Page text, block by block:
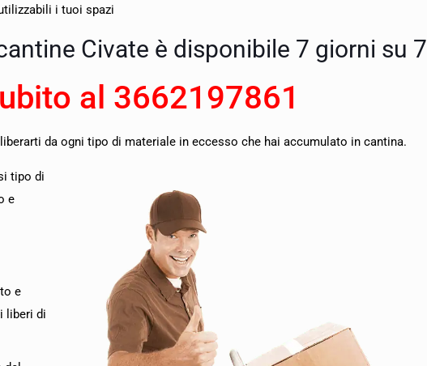
i tuoi spazi
Civate è disponibile 7 giorni su 7
al 3662197861
da ogni tipo di materiale in eccesso che hai accumulato in cantina.
tipo di
e
e
liberi di